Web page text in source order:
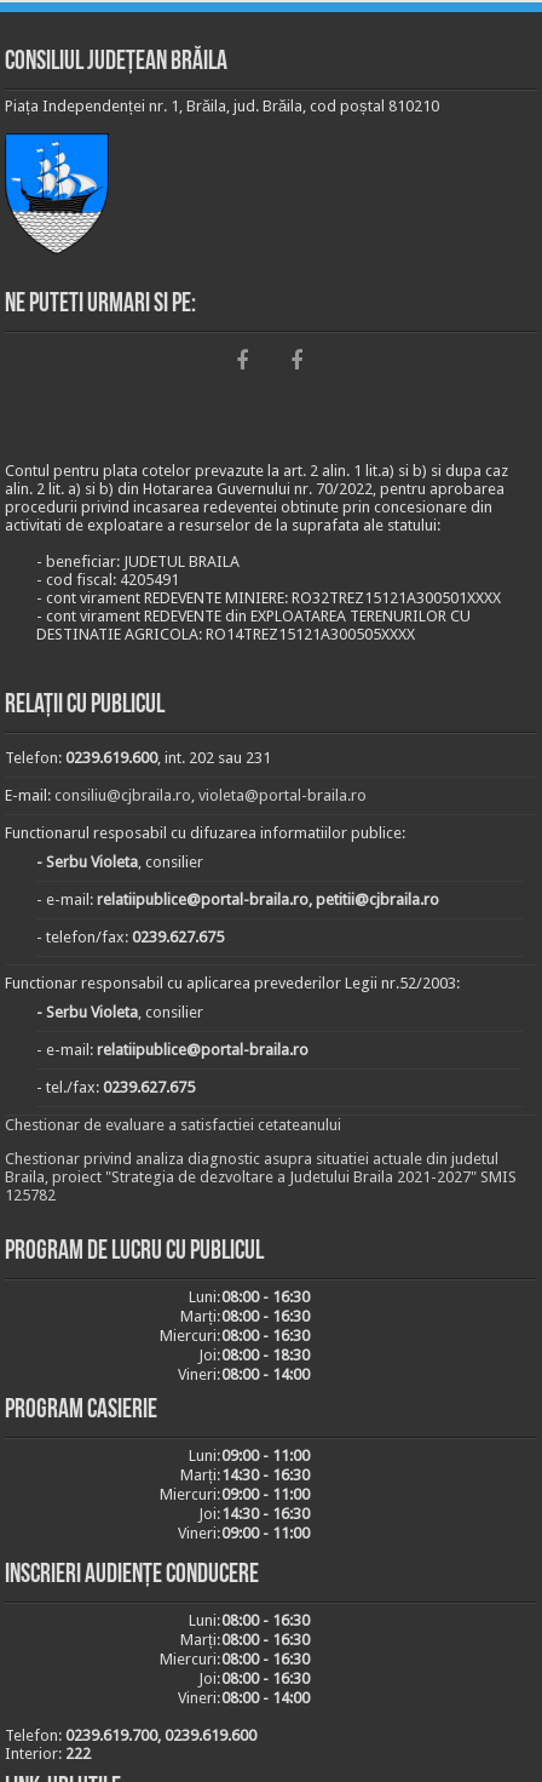
Consiliul Județean Brăila
Piața Independenței nr. 1, Brăila, jud. Brăila, cod poștal 810210
Ne puteti urmari si pe:
Contul pentru plata cotelor prevazute la art. 2 alin. 1 lit.a) si b) si dupa caz
alin. 2 lit. a) si b) din Hotararea Guvernului nr. 70/2022, pentru aprobarea
procedurii privind incasarea redeventei obtinute prin concesionare din
activitati de exploatare a resurselor de la suprafata ale statului:
- beneficiar: JUDETUL BRAILA
- cod fiscal: 4205491
- cont virament REDEVENTE MINIERE: RO32TREZ15121A300501XXXX
- cont virament REDEVENTE din EXPLOATAREA TERENURILOR CU
DESTINATIE AGRICOLA: RO14TREZ15121A300505XXXX
Relații cu publicul
Telefon:0239.619.600, int. 202 sau 231
E-mail:consiliu@cjbraila.ro,violeta@portal-braila.ro
Functionarul resposabil cu difuzarea informatiilor publice:
- Serbu Violeta, consilier
- e-mail:relatiipublice@portal-braila.ro, petitii@cjbraila.ro
- telefon/fax:0239.627.675
Functionar responsabil cu aplicarea prevederilor Legii nr.52/2003:
- Serbu Violeta, consilier
- e-mail:relatiipublice@portal-braila.ro
- tel./fax:0239.627.675
Chestionar de evaluare a satisfactiei cetateanului
Chestionar privind analiza diagnostic asupra situatiei actuale din judetul
Braila, proiect "Strategia de dezvoltare a Judetului Braila 2021-2027" SMIS
125782
Program de lucru cu publicul
Luni:08:00 - 16:30
Marți:08:00 - 16:30
Miercuri:08:00 - 16:30
Joi:08:00 - 18:30
Vineri:08:00 - 14:00
Program casierie
Luni:09:00 - 11:00
Marți:14:30 - 16:30
Miercuri:09:00 - 11:00
Joi:14:30 - 16:30
Vineri:09:00 - 11:00
Inscrieri audiențe conducere
Luni:08:00 - 16:30
Marți:08:00 - 16:30
Miercuri:08:00 - 16:30
Joi:08:00 - 16:30
Vineri:08:00 - 14:00
Telefon:0239.619.700, 0239.619.600
Interior: 222